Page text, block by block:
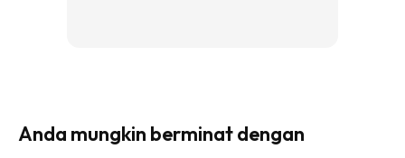
Anda mungkin berminat dengan